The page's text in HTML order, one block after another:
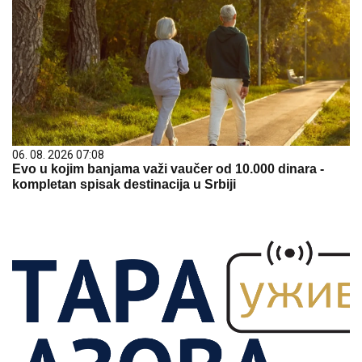
06. 08. 2026 07:08
Evo u kojim banjama važi vaučer od 10.000 dinara -
kompletan spisak destinacija u Srbiji